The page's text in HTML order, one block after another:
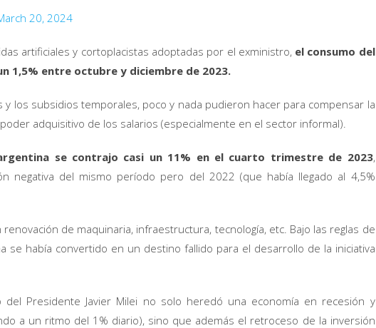
20, 2024
artificiales y cortoplacistas adoptadas por el exministro, el consumo del
1,5% entre octubre y diciembre de 2023.
y los subsidios temporales, poco y nada pudieron hacer para compensar la
adquisitivo de los salarios (especialmente en el sector informal).
se contrajo casi un 11% en el cuarto trimestre de 2023,
negativa del mismo período pero del 2022 (que había llegado al 4,5%
de maquinaria, infraestructura, tecnología, etc. Bajo las reglas de
se había convertido en un destino fallido para el desarrollo de la iniciativa
Presidente Javier Milei no solo heredó una economía en recesión y
a un ritmo del 1% diario), sino que además el retroceso de la inversión